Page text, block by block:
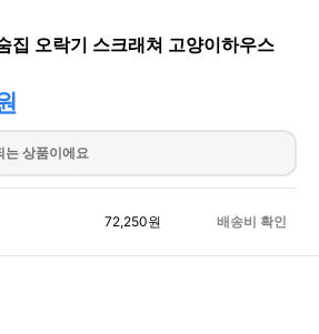
집 오락기 스크래쳐 고양이하우스
는 상품이에요
72,250원 배송비 확인